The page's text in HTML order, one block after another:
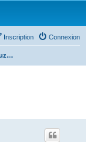
Connexion
Inscription
Conventions, binouzes et recherche de joueurs